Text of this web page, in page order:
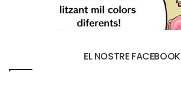
EL NOSTRE FACEBOOK